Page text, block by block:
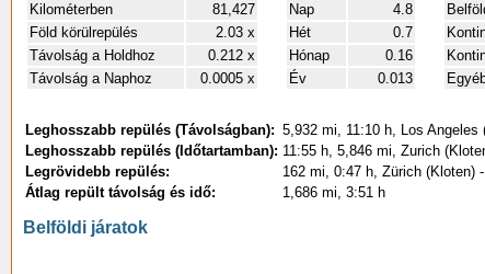
Kilométerben
81,427
Föld körülrepülés
2.03 x
Távolság a Holdhoz
0.212 x
Távolság a Naphoz
0.0005 x
Nap
4.8
Hét
0.7
Hónap
0.16
Év
0.013
Leghosszabb repülés (Távolságban): 5,932 mi, 11:10 h, Los Angeles
Leghosszabb repülés (Időtartamban): 11:55 h, 5,846 mi, Zurich
Legrövidebb repülés:
162 mi, 0:47 h, Zürich (Kloten)
Átlag repült távolság és idő:
1,686 mi, 3:51 h
Belföldi járatok